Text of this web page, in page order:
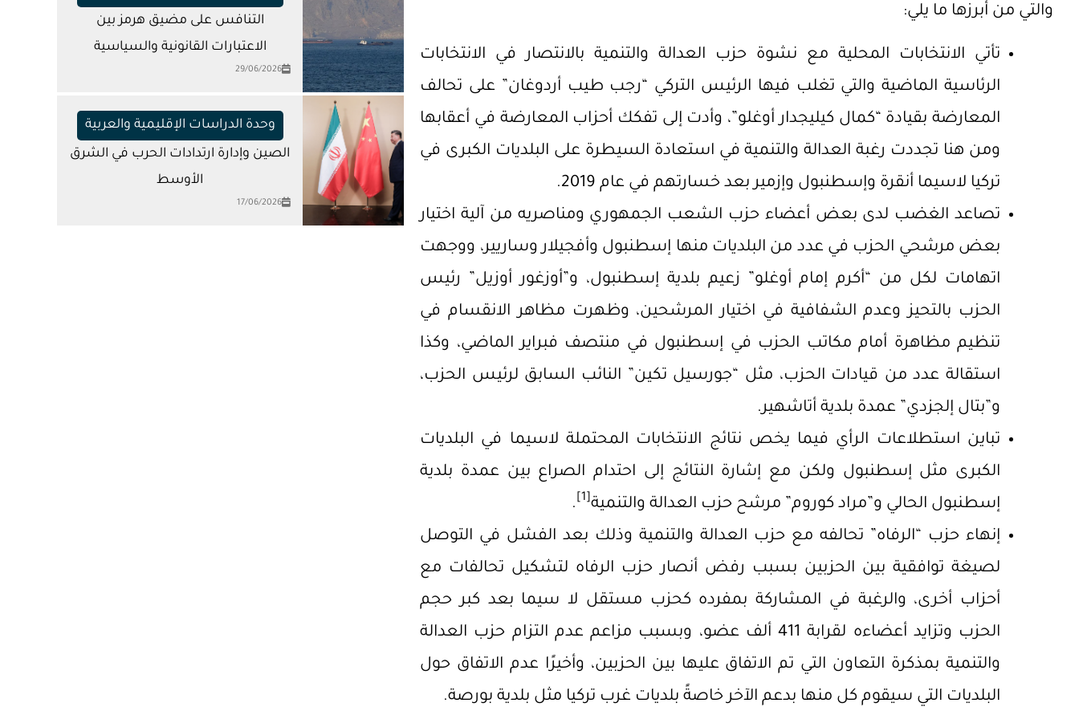
والتي من أبرزها ما يلي:
تأتي الانتخابات المحلية مع نشوة حزب العدالة والتنمية بالانتصار في الانتخابات
الرئاسية الماضية والتي تغلب فيها الرئيس التركي “رجب طيب أردوغان” على تحالف
المعارضة بقيادة “كمال كيليجدار أوغلو”، وأدت إلى تفكك أحزاب المعارضة في أعقابها
ومن هنا تجددت رغبة العدالة والتنمية في استعادة السيطرة على البلديات الكبرى في
تركيا لاسيما أنقرة وإسطنبول وإزمير بعد خسارتهم في عام 2019.
تصاعد الغضب لدى بعض أعضاء حزب الشعب الجمهوري ومناصريه من آلية اختيار
بعض مرشحي الحزب في عدد من البلديات منها إسطنبول وأفجيلار وساريير، ووجهت
اتهامات لكل من “أكرم إمام أوغلو” زعيم بلدية إسطنبول، و”أوزغور أوزيل” رئيس
الحزب بالتحيز وعدم الشفافية في اختيار المرشحين، وظهرت مظاهر الانقسام في
تنظيم مظاهرة أمام مكاتب الحزب في إسطنبول في منتصف فبراير الماضي، وكذا
استقالة عدد من قيادات الحزب، مثل “جورسيل تكين” النائب السابق لرئيس الحزب،
و”بتال إلجزدي” عمدة بلدية أتاشهير.
تباين استطلاعات الرأي فيما يخص نتائج الانتخابات المحتملة لاسيما في البلديات
الكبرى مثل إسطنبول ولكن مع إشارة النتائج إلى احتدام الصراع بين عمدة بلدية
إسطنبول الحالي و”مراد كوروم” مرشح حزب العدالة والتنمية[1]
.
إنهاء حزب “الرفاه” تحالفه مع حزب العدالة والتنمية وذلك بعد الفشل في التوصل
لصيغة توافقية بين الحزبين بسبب رفض أنصار حزب الرفاه لتشكيل تحالفات مع
أحزاب أخرى، والرغبة في المشاركة بمفرده كحزب مستقل لا سيما بعد كبر حجم
الحزب وتزايد أعضاءه لقرابة 411 ألف عضو، وبسبب مزاعم عدم التزام حزب العدالة
والتنمية بمذكرة التعاون التي تم الاتفاق عليها بين الحزبين، وأخيرًا عدم الاتفاق حول
البلديات التي سيقوم كل منها بدعم الآخر خاصةً بلديات غرب تركيا مثل بلدية بورصة.
التنافس على مضيق هرمز بين
الاعتبارات القانونية والسياسية
29/06/2026
وحدة الدراسات الإقليمية والعربية
الصين وإدارة ارتدادات الحرب في الشرق
الأوسط
17/06/2026